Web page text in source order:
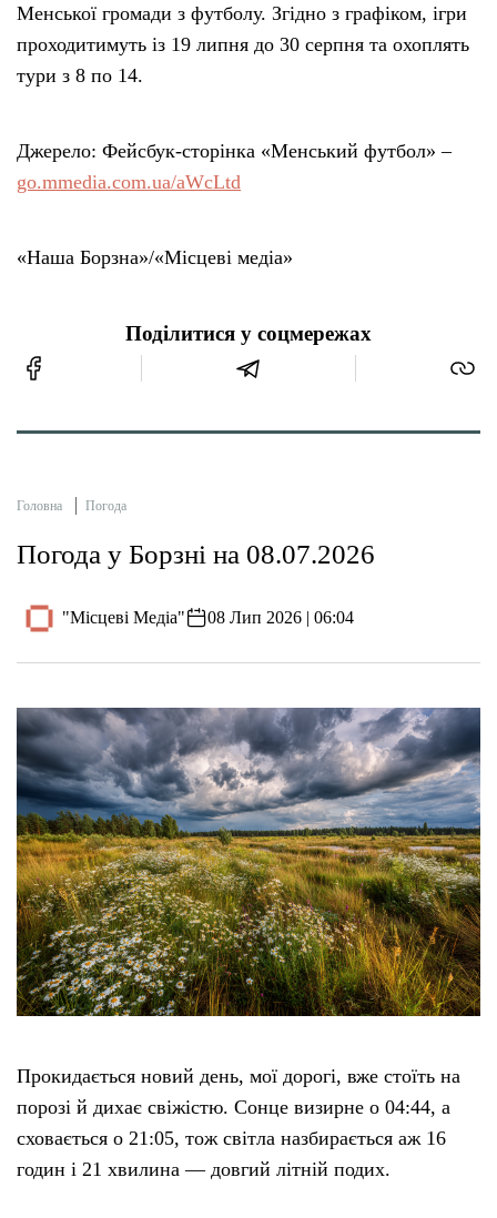
Менської громади з футболу. Згідно з графіком, ігри
проходитимуть із 19 липня до 30 серпня та охоплять
тури з 8 по 14.
Джерело: Фейсбук-сторінка «Менський футбол» –
go.mmedia.com.ua/aWcLtd
«Наша Борзна»/«Місцеві медіа»
Поділитися у соцмережах
Головна Погода
Погода у Борзні на 08.07.2026
"Місцеві Медіа" 08 Лип 2026 | 06:04
Прокидається новий день, мої дорогі, вже стоїть на
порозі й дихає свіжістю. Сонце визирне о 04:44, а
сховається о 21:05, тож світла назбирається аж 16
годин і 21 хвилина — довгий літній подих.